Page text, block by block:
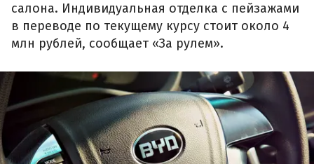
салона. Индивидуальная отделка с пейзажами
в переводе по текущему курсу стоит около 4
млн рублей, сообщает «За рулем».